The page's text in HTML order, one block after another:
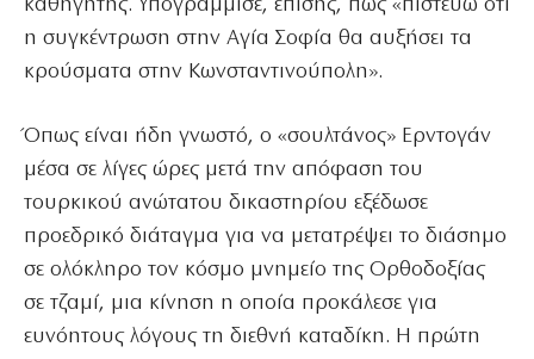
καθηγητής. Υπογράμμισε, επίσης, πως «πιστεύω ότι
η συγκέντρωση στην Αγία Σοφία θα αυξήσει τα
κρούσματα στην Κωνσταντινούπολη».
Όπως είναι ήδη γνωστό, ο «σουλτάνος» Ερντογάν
μέσα σε λίγες ώρες μετά την απόφαση του
τουρκικού ανώτατου δικαστηρίου εξέδωσε
προεδρικό διάταγμα για να μετατρέψει το διάσημο
σε ολόκληρο τον κόσμο μνημείο της Ορθοδοξίας
σε τζαμί, μια κίνηση η οποία προκάλεσε για
ευνόητους λόγους τη διεθνή καταδίκη. Η πρώτη